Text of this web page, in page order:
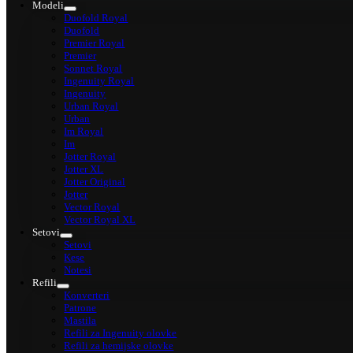
Modeli
Duofold Royal
Duofold
Premier Royal
Premier
Sonnet Royal
Ingenuity Royal
Ingenuity
Urban Royal
Urban
Im Royal
Im
Jotter Royal
Jotter XL
Jotter Original
Jotter
Vector Royal
Vector Royal XL
Setovi
Setovi
Kese
Notesi
Refili
Konverteri
Patrone
Mastila
Refili za Ingenuity olovke
Refili za hemijske olovke